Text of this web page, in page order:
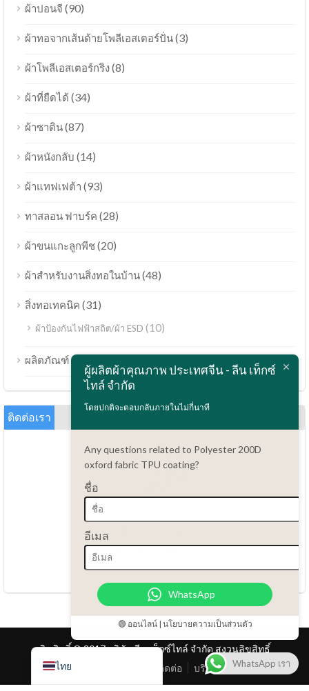
ผ้าปอนจี (90)
ผ้าทอจากเส้นด้ายโพลีเอสเตอร์ปั่น(3)
ผ้าโพลีเอสเตอร์กริง(8)
ผ้าที่ยืดได้(34)
ผ้าซาติน(87)
ผ้าหนังกลับ (14)
ผ้าแทฟเฟต้า (93)
ทาสลอน ฟาบร์ค (28)
ผ้าขนแกะลูกพีช(20)
ผ้าสำหรับงานสิ่งทอในบ้าน(48)
สิ่งทอเทคนิค (31)
ผ้าป้องกันไฟฟ้าสถิต/ผ้า ESD (10)
ผลิตภัณฑ์(189)
ติดต่อเรา
86.15051486055
haiming@leantex.com
24 ชั่วโมงทุกวัน 7 วันต่อสัปดาห์
ลิขสิทธิ์ © 2017 บริษัท ลีน เท็กซ์ไทล์ จำกัด สงวนลิขสิทธิ์
ติดต่อ บริการลูกค้า
ผู้ผลิตผ้าคุณภาพ ประเทศจีน - ลีน เท็กซ์
ไทล์ จำกัด
โดยปกติจะตอบกลับภายในไม่กี่นาที
Any questions related to Polyester 200D
oxford fabric TPU coating?
ชื่อ
อีเมล
WhatsApp
🟢 ออนไลน์ | นโยบายความเป็นส่วนตัว
WhatsApp เรา
ไทย
English
Español
Português do Brasil
Русский
Türkçe
Bahasa Indonesia